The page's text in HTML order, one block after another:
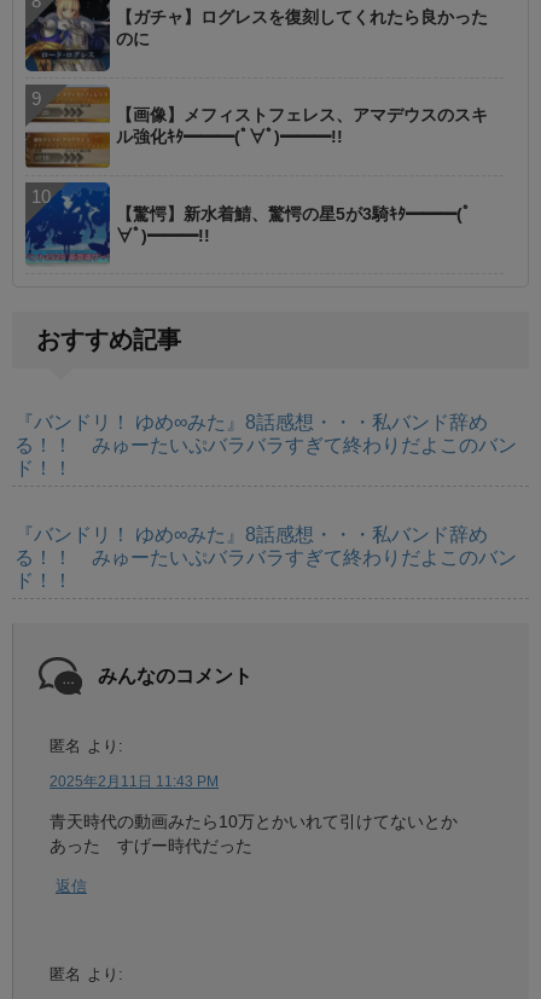
【ガチャ】ログレスを復刻してくれたら良かった
のに
【画像】メフィストフェレス、アマデウスのスキ
ル強化ｷﾀ━━━(ﾟ∀ﾟ)━━━!!
【驚愕】新水着鯖、驚愕の星5が3騎ｷﾀ━━━(ﾟ
∀ﾟ)━━━!!
おすすめ記事
『バンドリ！ ゆめ∞みた』8話感想・・・私バンド辞め
る！！ みゅーたいぷバラバラすぎて終わりだよこのバン
ド！！
『バンドリ！ ゆめ∞みた』8話感想・・・私バンド辞め
る！！ みゅーたいぷバラバラすぎて終わりだよこのバン
ド！！
みんなのコメント
匿名 より:
2025年2月11日 11:43 PM
青天時代の動画みたら10万とかいれて引けてないとか
あった すげー時代だった
返信
匿名 より: